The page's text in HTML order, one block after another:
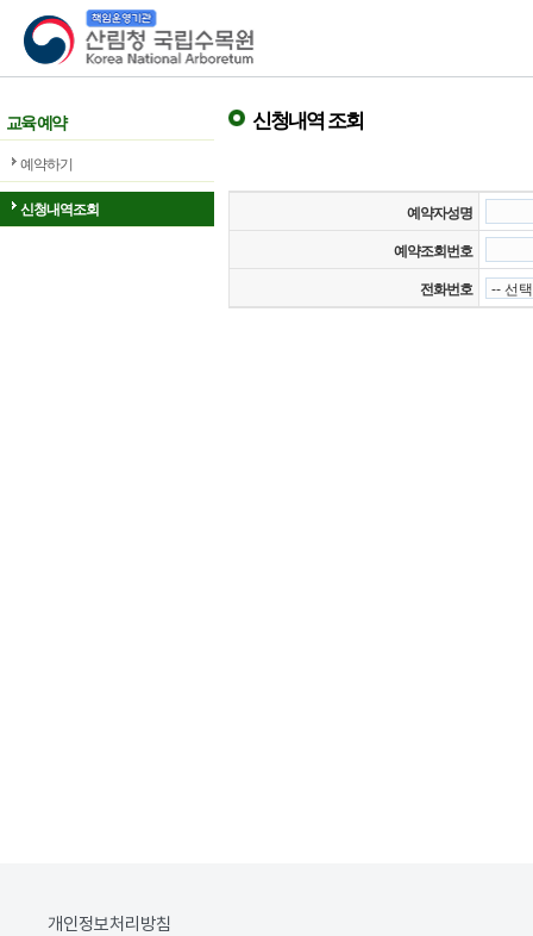
산림청 국립수목원
교육 예약
예약하기
신청내역조회
신청내역 조회
예약자성명
예약조회번호
전화번호
개인정보처리방침